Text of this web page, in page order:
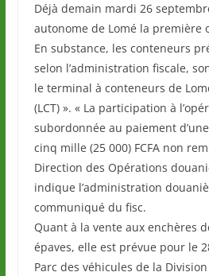
Déjà demain mardi 26
autonome de Lomé la première
En substance, les conteneurs
selon l’administration fiscale,
le terminal à conteneurs de
(LCT) ». « La participation à
subordonnée au paiement
cinq mille (25 000) FCFA non
Direction des Opérations
indique l’administration
communiqué du fisc.
Quant à la vente aux enchères
épaves, elle est prévue pour le
Parc des véhicules de la